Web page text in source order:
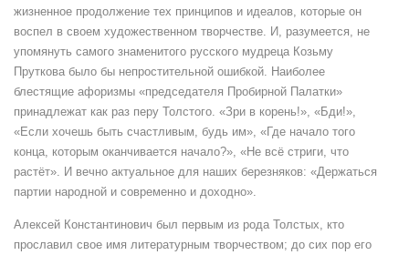
жизненное продолжение тех принципов и идеалов, которые он
воспел в своем художественном творчестве. И, разумеется, не
упомянуть самого знаменитого русского мудреца Козьму
Пруткова было бы непростительной ошибкой. Наиболее
блестящие афоризмы «председателя Пробирной Палатки»
принадлежат как раз перу Толстого. «Зри в корень!», «Бди!»,
«Если хочешь быть счастливым, будь им», «Где начало того
конца, которым оканчивается начало?», «Не всё стриги, что
растёт». И вечно актуальное для наших березняков: «Держаться
партии народной и современно и доходно».
Алексей Константинович был первым из рода Толстых, кто
прославил свое имя литературным творчеством; до сих пор его